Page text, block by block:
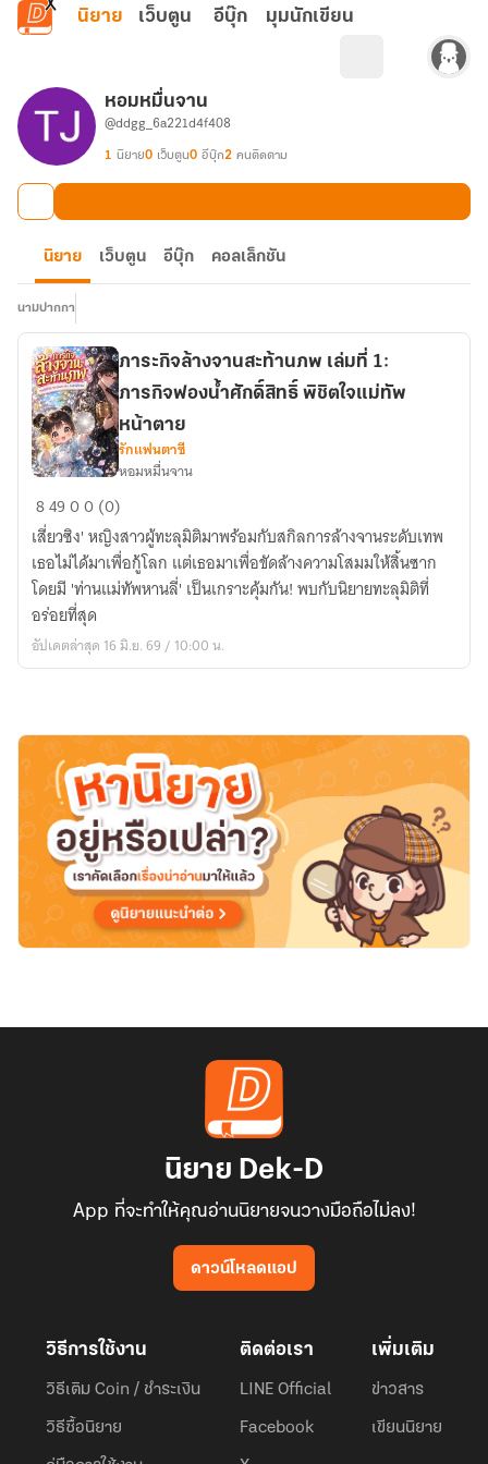
ข้ามไปยังเนื้อหาหลัก
นิยาย เว็บตูน อีบุ๊ก มุมนักเขียน
หอมหมื่นจาน
@ddgg_6a221d4f408
1 นิยาย0 เว็บตูน0 อีบุ๊ก2 คนติดตาม
นิยาย เว็บตูน อีบุ๊ก คอลเล็กชัน
นามปากกา
กิจ
ล้าง
จาน
สะท้าน
ภพ
เล่ม
ที่
ฟองน้ำ
ศักดิ์สิทธิ์
พิชิต
ใจ
แม่ทัพ
หน้า
ตาย
ภาระกิจล้างจานสะท้านภพ เล่มที่ 1:
ภารกิจฟองน้ำศักดิ์สิทธิ์ พิชิตใจแม่ทัพ
หน้าตาย
รักแฟนตาซี
หอมหมื่นจาน
84900 (0)
เสี่ยวซิง' หญิงสาวผู้ทะลุมิติมาพร้อมกับสกิลการล้างจานระดับเทพ
เธอไม่ได้มาเพื่อกู้โลก แต่เธอมาเพื่อขัดล้างความโสมมให้สิ้นซาก
โดยมี 'ท่านแม่ทัพหานลี่' เป็นเกราะคุ้มกัน! พบกับนิยายทะลุมิติที่
อร่อยที่สุด
อัปเดตล่าสุด 16 มิ.ย. 69 / 10:00 น.
นิยาย Dek-D
App ที่จะทำให้คุณอ่านนิยายจนวางมือถือไม่ลง!
ดาวน์โหลดแอป
วิธีการใช้งาน
วิธีเติม Coin / ชำระเงิน
วิธีซื้อนิยาย
ติดต่อเรา
LINE Official
Facebook
เพิ่มเติม
ข่าวสาร
เขียนนิยาย